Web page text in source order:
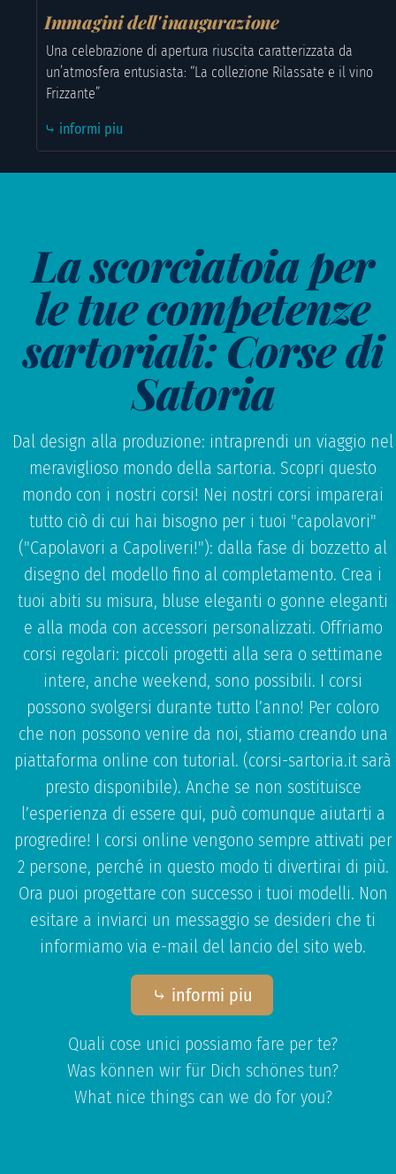
Immagini dell'inaugurazione
Una celebrazione di apertura riuscita caratterizzata da
un’atmosfera entusiasta: “La collezione Rilassate e il vino
Frizzante”
⤷ informi piu
La scorciatoia per
le tue competenze
sartoriali: Corse di
Satoria
Dal design alla produzione: intraprendi un viaggio nel
meraviglioso mondo della sartoria. Scopri questo
mondo con i nostri corsi! Nei nostri corsi imparerai
tutto ciò di cui hai bisogno per i tuoi "capolavori"
("Capolavori a Capoliveri!"): dalla fase di bozzetto al
disegno del modello fino al completamento. Crea i
tuoi abiti su misura, bluse eleganti o gonne eleganti
e alla moda con accessori personalizzati. Offriamo
corsi regolari: piccoli progetti alla sera o settimane
intere, anche weekend, sono possibili. I corsi
possono svolgersi durante tutto l’anno! Per coloro
che non possono venire da noi, stiamo creando una
piattaforma online con tutorial. (corsi-sartoria.it sarà
presto disponibile). Anche se non sostituisce
l’esperienza di essere qui, può comunque aiutarti a
progredire! I corsi online vengono sempre attivati per
2 persone, perché in questo modo ti divertirai di più.
Ora puoi progettare con successo i tuoi modelli. Non
esitare a inviarci un messaggio se desideri che ti
informiamo via e-mail del lancio del sito web.
⤷ informi piu
Quali cose unici possiamo fare per te?
Was können wir für Dich schönes tun?
What nice things can we do for you?